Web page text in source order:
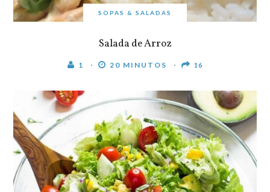
SOPAS & SALADAS
Salada de Arroz
1 20 MINUTOS 16